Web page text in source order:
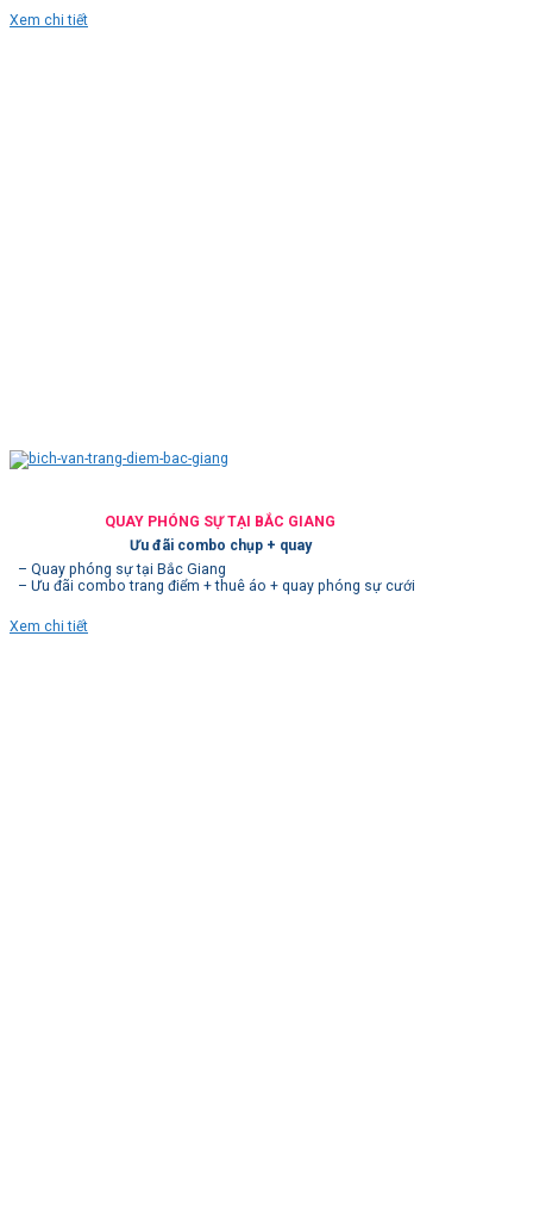
Xem chi tiết
QUAY PHÓNG SỰ TẠI BẮC GIANG
Ưu đãi combo chụp + quay
– Quay phóng sự tại Bắc Giang
– Ưu đãi combo trang điểm + thuê áo + quay phóng sự cưới
Xem chi tiết